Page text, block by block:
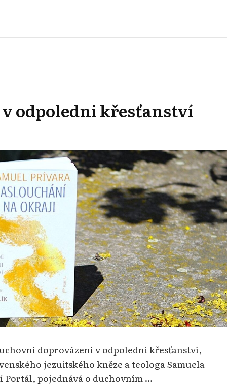
odpoledni křesťanství
doprovázení v odpoledni křesťanství,
jezuitského kněze a teologa Samuela
pojednává o duchovním …